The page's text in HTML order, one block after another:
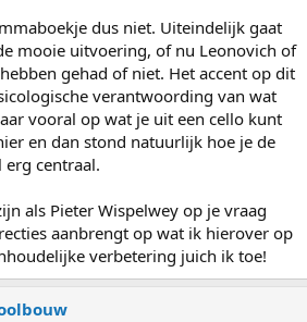
deze prachtige dagen in het mooie
heeft onthaald!
editie!
dus niet. Uiteindelijk gaat
mooie uitvoering, of nu Leonovich of
gehad of niet. Het accent op dit
verantwoording van wat
vooral op wat je uit een cello kunt
en dan stond natuurlijk hoe je de
centraal.
als Pieter Wispelwey op je vraag
aanbrengt op wat ik hierover op
verbetering juich ik toe!